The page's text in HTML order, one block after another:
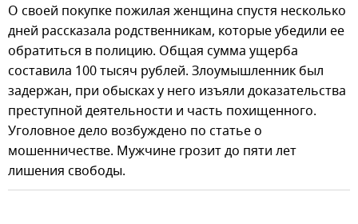
О своей покупке пожилая женщина спустя несколько
дней рассказала родственникам, которые убедили ее
обратиться в полицию. Общая сумма ущерба
составила 100 тысяч рублей. Злоумышленник был
задержан, при обысках у него изъяли доказательства
преступной деятельности и часть похищенного.
Уголовное дело возбуждено по статье о
мошенничестве. Мужчине грозит до пяти лет
лишения свободы.